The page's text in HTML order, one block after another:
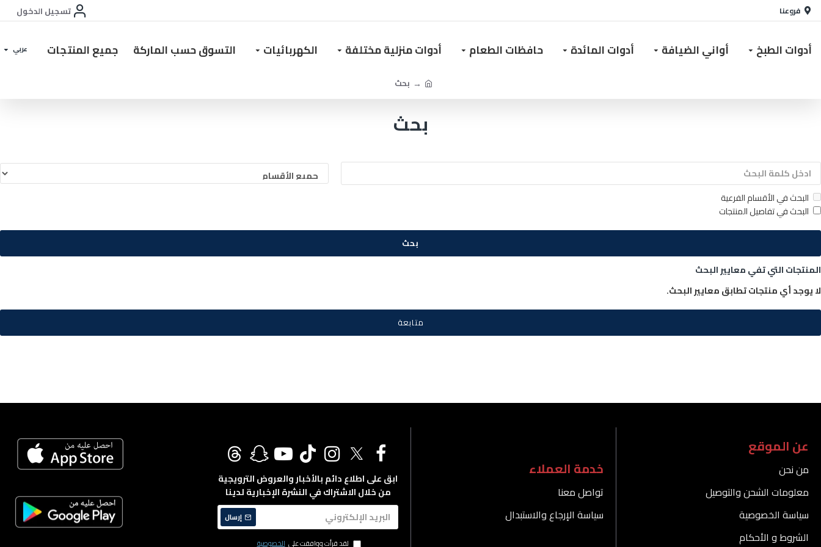
فروعنا تسجيل الدخول
أدوات الطبخ أواني الضيافة أدوات المائدة حافظات الطعام أدوات منزلية مختلفة الكهربائيات التسوق حسب الماركة جميع المنتجات عربي
بحث
بحث
البحث في الأقسام الفرعية
البحث في تفاصيل المنتجات
بحث
المنتجات التي تفي معايير البحث
لا يوجد أي منتجات تطابق معايير البحث.
متابعة
عن الموقع
من نحن
معلومات الشحن والتوصيل
سياسة الخصوصية
الشروط و الأحكام
خدمة العملاء
تواصل معنا
سياسة الإرجاع والاستبدال
ابق على اطلاع دائم بالأخبار والعروض الترويجية
من خلال الاشتراك في النشرة الإخبارية لدينا
إرسال
لقد قرأت ووافقت على الخصوصية